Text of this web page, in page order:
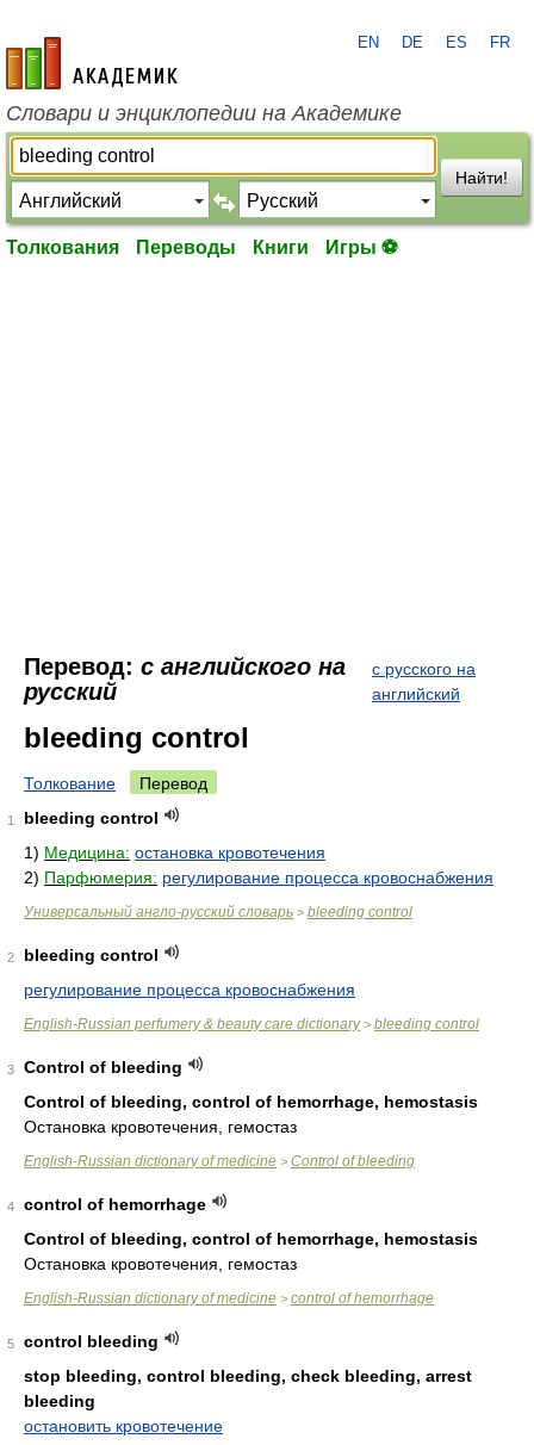
academic.ru
EN DE ES FR
Словари и энциклопедии на Академике
Найти!
Толкования Переводы Книги Игры ⚽
Перевод: с английского на
русский
с русского на
английский
bleeding control
Толкование Перевод
1
bleeding control
1) Медицина: остановка кровотечения
2) Парфюмерия: регулирование процесса кровоснабжения
Универсальный англо-русский словарь > bleeding control
2
bleeding control
регулирование процесса кровоснабжения
English-Russian perfumery & beauty care dictionary> bleeding control
3
Control of bleeding
Control of bleeding, control of hemorrhage, hemostasis
Остановка кровотечения, гемостаз
English-Russian dictionary of medicine > Control of bleeding
4
control of hemorrhage
Control of bleeding, control of hemorrhage, hemostasis
Остановка кровотечения, гемостаз
English-Russian dictionary of medicine > control of hemorrhage
5
control bleeding
stop bleeding, control bleeding, check bleeding, arrest
bleeding
остановить кровотечение